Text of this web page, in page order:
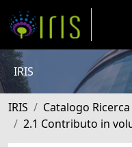
IRIS
IRIS Catalogo Ricerca
2.1 Contributo in